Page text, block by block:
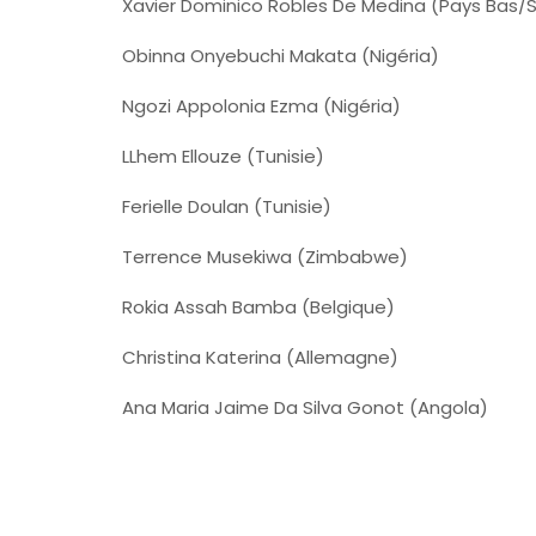
Xavier Dominico Robles De Medina (Pays Bas/
Obinna Onyebuchi Makata (Nigéria)
Ngozi Appolonia Ezma (Nigéria)
LLhem Ellouze (Tunisie)
Ferielle Doulan (Tunisie)
Terrence Musekiwa (Zimbabwe)
Rokia Assah Bamba (Belgique)
Christina Katerina (Allemagne)
Ana Maria Jaime Da Silva Gonot (Angola)